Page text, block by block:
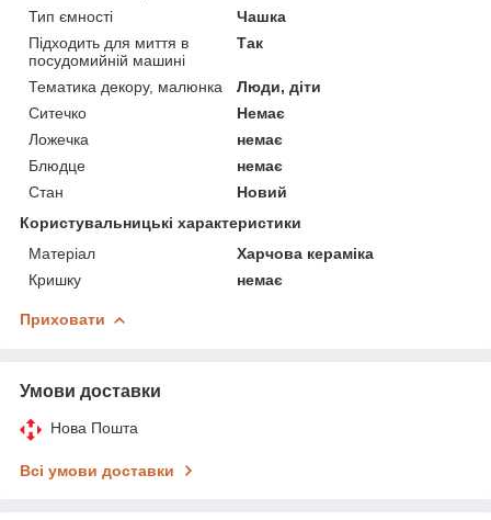
Тип ємності
Чашка
Підходить для миття в
посудомийній машині
Так
Тематика декору, малюнка
Люди, діти
Ситечко
Немає
Ложечка
немає
Блюдце
немає
Стан
Новий
Користувальницькі характеристики
Матеріал
Харчова кераміка
Кришку
немає
Приховати
Умови доставки
Нова Пошта
Всі умови доставки